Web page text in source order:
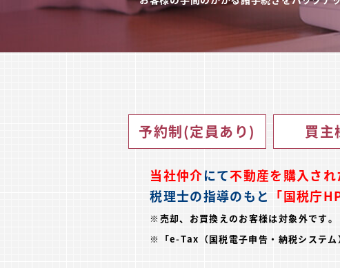
予約制(定員あり) 買主
当社仲介にて不動産を購入さ
税理士の指導のもと 「国税庁
※売却、お買換えのお客様は対象外です。
※「e-Tax（国税電子申告・納税システム